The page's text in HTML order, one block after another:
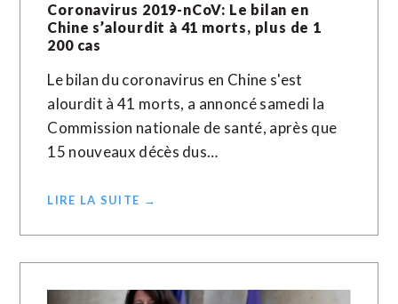
Coronavirus 2019-nCoV: Le bilan en
Chine s’alourdit à 41 morts, plus de 1
200 cas
Le bilan du coronavirus en Chine s'est
alourdit à 41 morts, a annoncé samedi la
Commission nationale de santé, après que
15 nouveaux décès dus…
LIRE LA SUITE →